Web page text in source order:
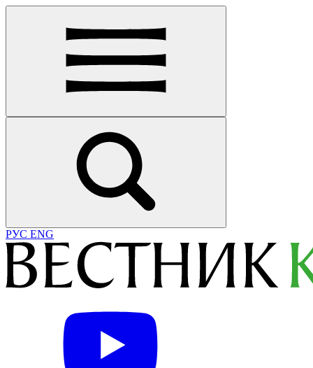
РУС ENG